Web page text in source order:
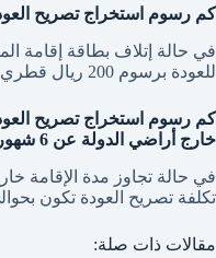
كم رسوم استخراج تصريح
في حالة إتلاف بطاقة إقامة
للعودة برسوم 200 ريال قطري.
كم رسوم استخراج تصريح
خارج أراضي الدولة عن 6 شهور؟
تكلفة تصريح العودة تكون بحوالي 500 ريال
مقالات ذات صلة: